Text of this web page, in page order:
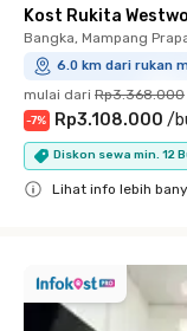
Kost Rukita
Bangka, Mampang
6.0 km dari rukan
mulai dari Rp3.368.000
-7% Rp3.108.000 /
Diskon sewa min. 12
Lihat info lebih